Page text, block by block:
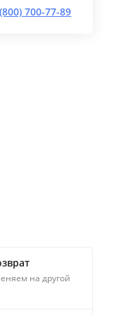
700-77-89
на другой